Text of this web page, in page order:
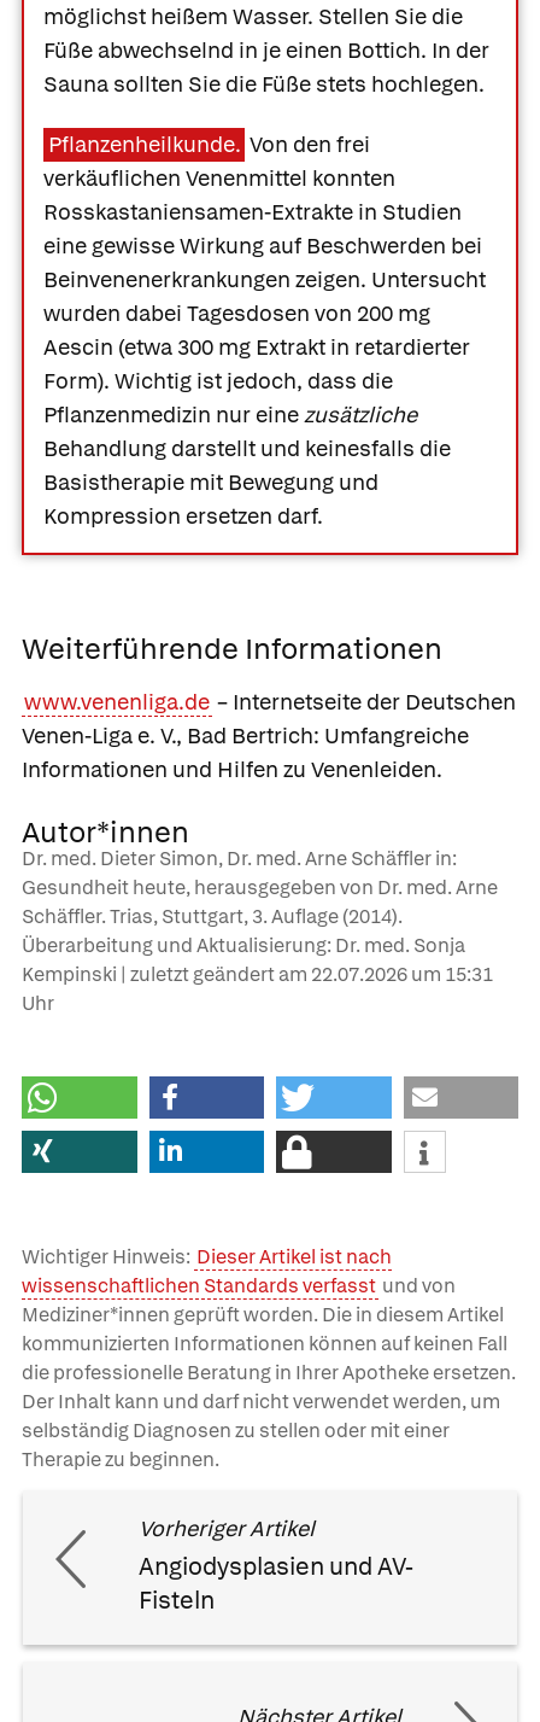
möglichst heißem Wasser. Stellen Sie die
Füße abwechselnd in je einen Bottich. In der
Sauna sollten Sie die Füße stets hochlegen.
Pflanzenheilkunde. Von den frei
verkäuflichen Venenmittel konnten
Rosskastaniensamen-Extrakte in Studien
eine gewisse Wirkung auf Beschwerden bei
Beinvenenerkrankungen zeigen. Untersucht
wurden dabei Tagesdosen von 200 mg
Aescin (etwa 300 mg Extrakt in retardierter
Form). Wichtig ist jedoch, dass die
Pflanzenmedizin nur einezusätzliche
Behandlung darstellt und keinesfalls die
Basistherapie mit Bewegung und
Kompression ersetzen darf.
Weiterführende Informationen
www.venenliga.de – Internetseite der Deutschen
Venen-Liga e. V., Bad Bertrich: Umfangreiche
Informationen und Hilfen zu Venenleiden.
Autor*innen
Dr. med. Dieter Simon, Dr. med. Arne Schäffler in:
Gesundheit heute, herausgegeben von Dr. med. Arne
Schäffler. Trias, Stuttgart, 3. Auflage (2014).
Überarbeitung und Aktualisierung: Dr. med. Sonja
Kempinski | zuletzt geändert am 22.07.2026um 15:31
Uhr
Wichtiger Hinweis: Dieser Artikel ist nach
wissenschaftlichen Standards verfasst und von
Mediziner*innen geprüft worden. Die in diesem Artikel
kommunizierten Informationen können auf keinen Fall
die professionelle Beratung in Ihrer Apotheke ersetzen.
Der Inhalt kann und darf nicht verwendet werden, um
selbständig Diagnosen zu stellen oder mit einer
Therapie zu beginnen.
Vorheriger Artikel
Angiodysplasien und AV-
Fisteln